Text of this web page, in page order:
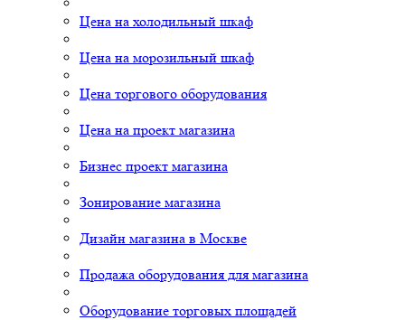
Цена на холодильный шкаф
Цена на морозильный шкаф
Цена торгового оборудования
Цена на проект магазина
Бизнес проект магазина
Зонирование магазина
Дизайн магазина в Москве
Продажа оборудования для магазина
Оборудование торговых площадей